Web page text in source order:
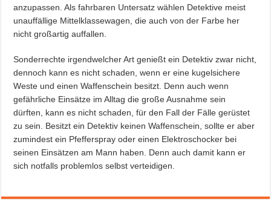
anzupassen. Als fahrbaren Untersatz wählen Detektive meist
unauffällige Mittelklassewagen, die auch von der Farbe her
nicht großartig auffallen.
Sonderrechte irgendwelcher Art genießt ein Detektiv zwar nicht,
dennoch kann es nicht schaden, wenn er eine kugelsichere
Weste und einen Waffenschein besitzt. Denn auch wenn
gefährliche Einsätze im Alltag die große Ausnahme sein
dürften, kann es nicht schaden, für den Fall der Fälle gerüstet
zu sein. Besitzt ein Detektiv keinen Waffenschein, sollte er aber
zumindest ein Pfefferspray oder einen Elektroschocker bei
seinen Einsätzen am Mann haben. Denn auch damit kann er
sich notfalls problemlos selbst verteidigen.